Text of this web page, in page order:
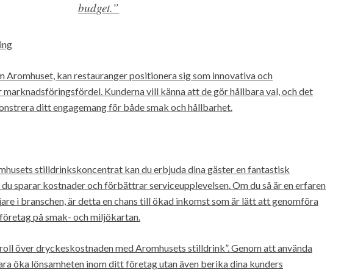
budget.”
kan restauranger positionera sig som innovativa och
Kunderna vill känna att de gör hållbara val, och det
ditt engagemang för både smak och hållbarhet.
stilldrinkskoncentrat kan du erbjuda dina gäster en fantastisk
sparar kostnader och förbättrar serviceupplevelsen. Om du så är en erfaren
i branschen, är detta en chans till ökad inkomst som är lätt att genomföra
på smak- och miljökartan.
över dryckeskostnaden med Aromhusets stilldrink”. Genom att använda
öka lönsamheten inom ditt företag utan även berika dina kunders